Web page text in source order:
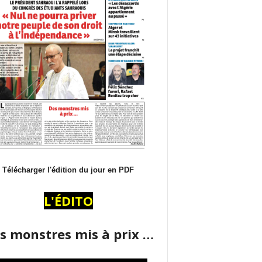
Télécharger l'édition du jour en PDF
L'ÉDITO
monstres mis à prix …